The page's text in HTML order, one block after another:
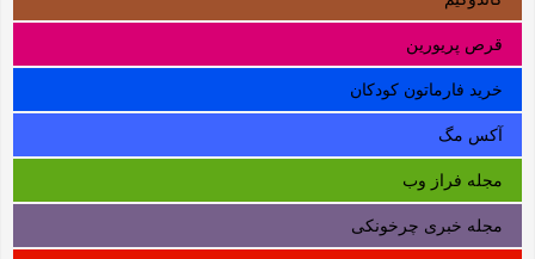
قرص پریورین
خرید فارماتون کودکان
آکس مگ
مجله فراز وب
مجله خبری چرخونکی